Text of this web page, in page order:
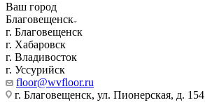
Ваш город
Благовещенск
г. Благовещенск
г. Хабаровск
г. Владивосток
г. Уссурийск
floor@wvfloor.ru
г. Благовещенск, ул. Пионерская, д. 154